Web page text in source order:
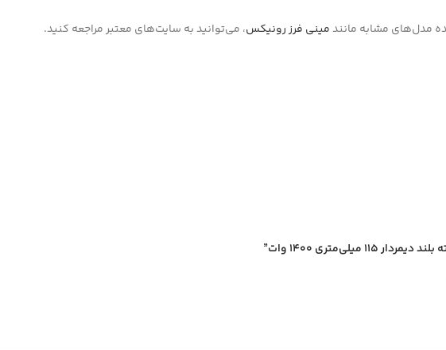
مینی فرز رونیکس، می‌توانید به سایت‌های معتبر مراجعه کنید.